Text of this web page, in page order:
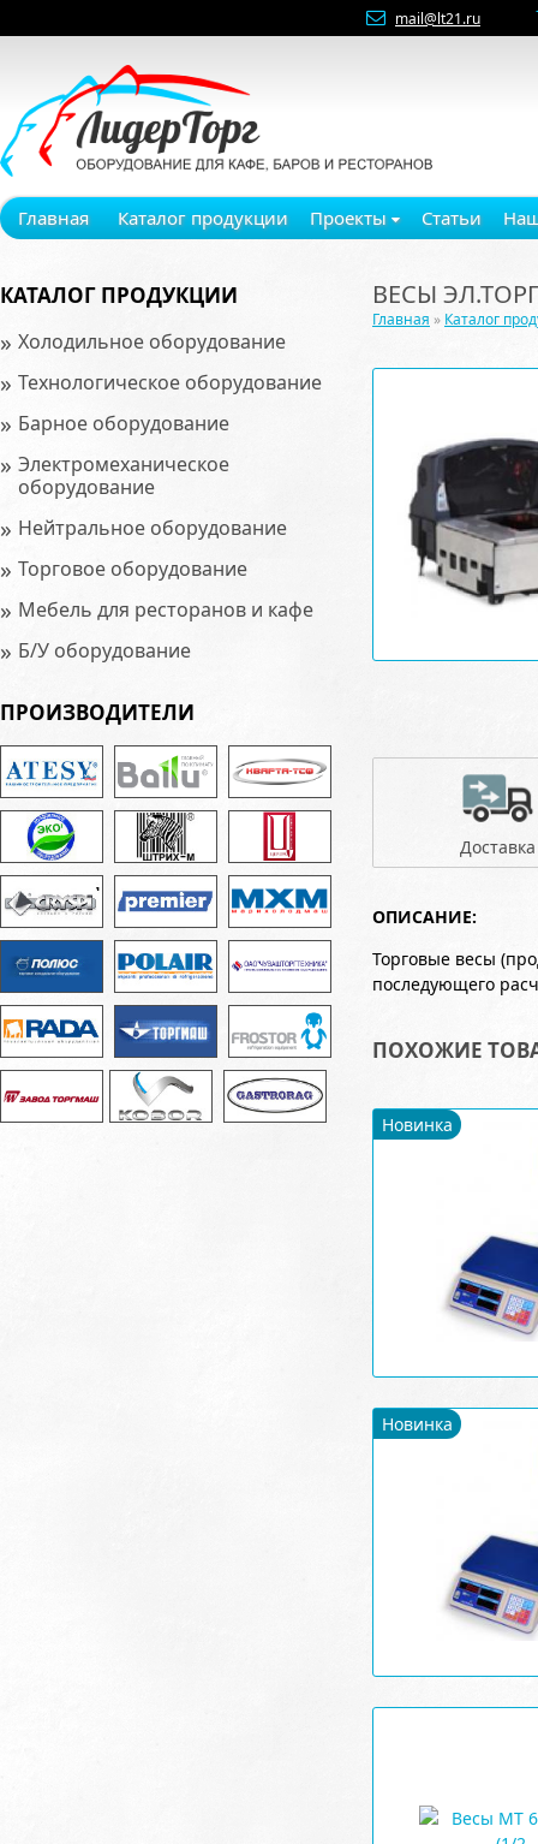
mail@lt21.ru
Главная Каталог продукции Проекты Статьи
КАТАЛОГ ПРОДУКЦИИ
» Холодильное оборудование
» Технологическое оборудование
» Барное оборудование
» Электромеханическое
оборудование
» Нейтральное оборудование
» Торговое оборудование
» Мебель для ресторанов и кафе
» Б/У оборудование
ПРОИЗВОДИТЕЛИ
ВЕСЫ
Главная » Каталог
Доставка
ОПИСАНИЕ:
Торговые весы
последующего
ПОХОЖИЕ
Новинка
Новинка